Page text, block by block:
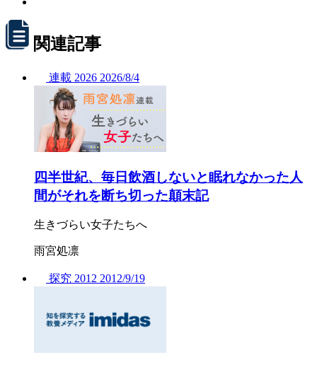
関連記事
連載 2026 2026/8/4
四半世紀、毎日飲酒しないと眠れなかった人
間がそれを断ち切った顛末記
生きづらい女子たちへ
雨宮処凛
探究 2012 2012/9/19